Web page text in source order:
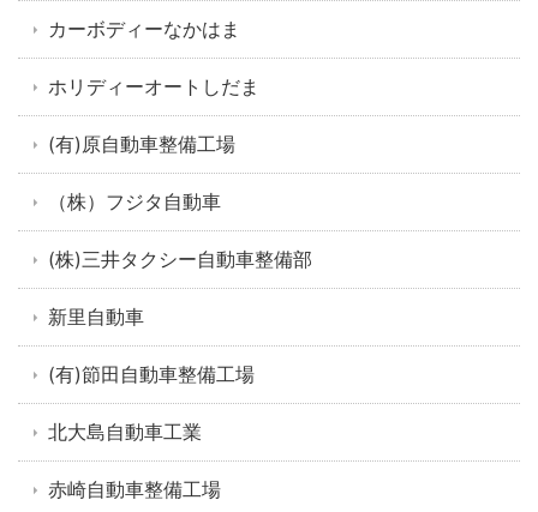
カーボディーなかはま
ホリディーオートしだま
(有)原自動車整備工場
（株）フジタ自動車
(株)三井タクシー自動車整備部
新里自動車
(有)節田自動車整備工場
北大島自動車工業
赤崎自動車整備工場